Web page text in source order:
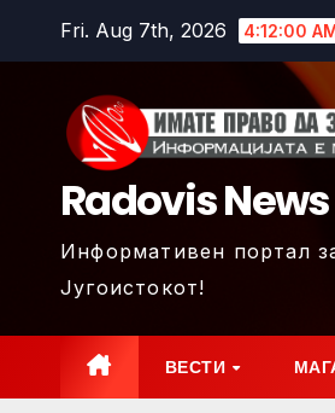
Fri. Aug 7th, 2026 4:12:02
Radovis News
Информативен портал
Југоистокот!
ВЕСТИ